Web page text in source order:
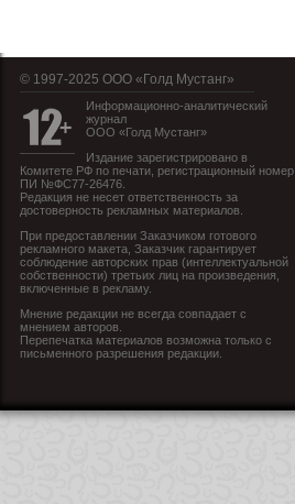
© 1997-2025 OOO «Голд Мустанг»
Информационно-аналитический
журнал
ООО «Голд Мустанг»
Издание зарегистрировано в
Комитете РФ по печати, регистрационный номер
ПИ №ФС77-26476.
Редакция не несет ответственность за
достоверность рекламных материалов.
При предоставлении Заказчиком готового
рекламного макета, Заказчик гарантирует
соблюдение авторских прав (интеллектуальной
собственности) третьих лиц на произведения,
включенные в рекламу.
Мнение редакции не всегда совпадает с
мнением авторов.
Перепечатка материалов возможна только с
письменного разрешения редакции.